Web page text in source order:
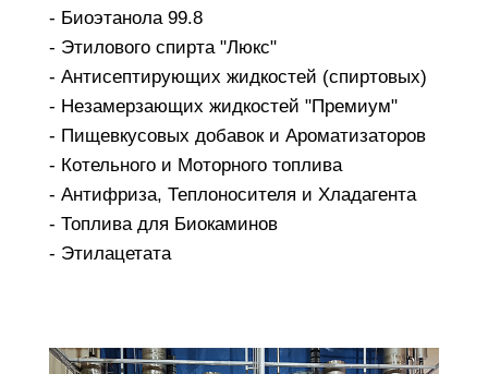
- Биоэтанола 99.8
- Этилового спирта "Люкс"
- Антисептирующих жидкостей (спиртовых)
- Незамерзающих жидкостей "Премиум"
- Пищевкусовых добавок и Ароматизаторов
- Котельного и Моторного топлива
- Антифриза, Теплоносителя и Хладагента
- Топлива для Биокаминов
- Этилацетата